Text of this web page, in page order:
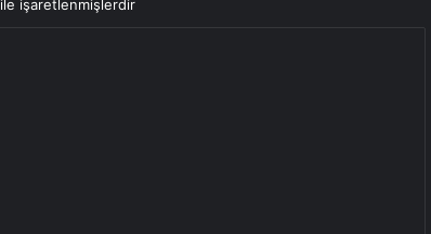
ile işaretlenmişlerdir